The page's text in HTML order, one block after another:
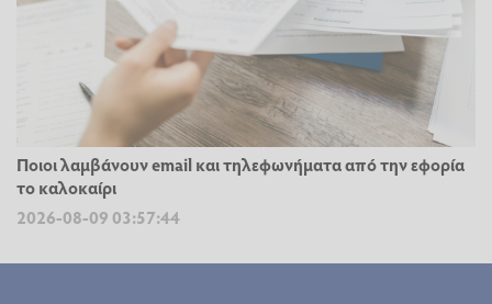
Ποιοι λαμβάνουν email και τηλεφωνήματα από την εφορία
το καλοκαίρι
2026-08-09 03:57:44